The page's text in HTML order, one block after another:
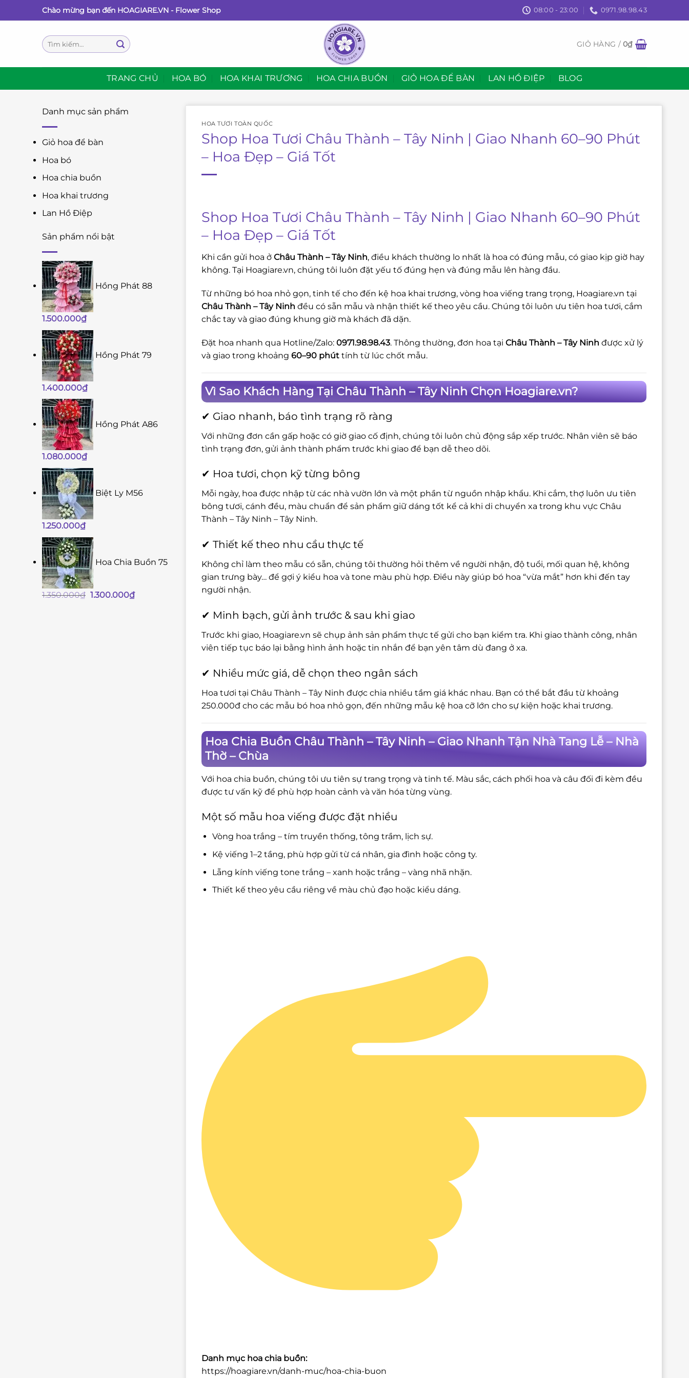
qua
Chào mừng bạn đến HOAGIARE.VN - Flower Shop 08:00 - 23:00 0971.98.98.43
Tìm
kiếm:
GIỎ HÀNG /0₫
TRANG CHỦ HOA BÓ HOA KHAI TRƯƠNG HOA CHIA BUỒN GIỎ HOA ĐỂ BÀN LAN HỒ ĐIỆP BLOG
Danh mục sản phẩm
Giỏ hoa để bàn
Hoa bó
Hoa chia buồn
Hoa khai trương
Lan Hồ Điệp
Sản phẩm nổi bật
Hồng Phát 88
1.500.000₫
Hồng Phát 79
1.400.000₫
Hồng Phát A86
1.080.000₫
Biệt Ly M56
1.250.000₫
Hoa Chia Buồn 75
1.350.000₫ Giá
1.300.000₫Giá
HOA TƯƠI TOÀN QUỐC
Shop Hoa Tươi Châu Thành – Tây Ninh | Giao Nhanh 60–90 Phút
– Hoa Đẹp – Giá Tốt
Shop Hoa Tươi Châu Thành – Tây Ninh | Giao Nhanh 60–90 Phút
– Hoa Đẹp – Giá Tốt
Khi cần gửi hoa ở Châu Thành – Tây Ninh, điều khách thường lo nhất là hoa có đúng mẫu, có giao kịp giờ hay
không. Tại Hoagiare.vn, chúng tôi luôn đặt yếu tố đúng hẹn và đúng mẫu lên hàng đầu.
Từ những bó hoa nhỏ gọn, tinh tế cho đến kệ hoa khai trương, vòng hoa viếng trang trọng, Hoagiare.vn tại
Châu Thành – Tây Ninh đều có sẵn mẫu và nhận thiết kế theo yêu cầu. Chúng tôi luôn ưu tiên hoa tươi, cắm
chắc tay và giao đúng khung giờ mà khách đã dặn.
Đặt hoa nhanh qua Hotline/Zalo: 0971.98.98.43. Thông thường, đơn hoa tại Châu Thành – Tây Ninh được xử lý
và giao trong khoảng 60–90 phút tính từ lúc chốt mẫu.
Vì Sao Khách Hàng Tại Châu Thành – Tây Ninh Chọn Hoagiare.vn?
✔ Giao nhanh, báo tình trạng rõ ràng
Với những đơn cần gấp hoặc có giờ giao cố định, chúng tôi luôn chủ động sắp xếp trước. Nhân viên sẽ báo
tình trạng đơn, gửi ảnh thành phẩm trước khi giao để bạn dễ theo dõi.
✔ Hoa tươi, chọn kỹ từng bông
Mỗi ngày, hoa được nhập từ các nhà vườn lớn và một phần từ nguồn nhập khẩu. Khi cắm, thợ luôn ưu tiên
bông tươi, cánh đều, màu chuẩn để sản phẩm giữ dáng tốt kể cả khi di chuyển xa trong khu vực Châu
Thành – Tây Ninh – Tây Ninh.
✔ Thiết kế theo nhu cầu thực tế
Không chỉ làm theo mẫu có sẵn, chúng tôi thường hỏi thêm về người nhận, độ tuổi, mối quan hệ, không
gian trưng bày… để gợi ý kiểu hoa và tone màu phù hợp. Điều này giúp bó hoa “vừa mắt” hơn khi đến tay
người nhận.
✔ Minh bạch, gửi ảnh trước & sau khi giao
Trước khi giao, Hoagiare.vn sẽ chụp ảnh sản phẩm thực tế gửi cho bạn kiểm tra. Khi giao thành công, nhân
viên tiếp tục báo lại bằng hình ảnh hoặc tin nhắn để bạn yên tâm dù đang ở xa.
✔ Nhiều mức giá, dễ chọn theo ngân sách
Hoa tươi tại Châu Thành – Tây Ninh được chia nhiều tầm giá khác nhau. Bạn có thể bắt đầu từ khoảng
250.000đ cho các mẫu bó hoa nhỏ gọn, đến những mẫu kệ hoa cỡ lớn cho sự kiện hoặc khai trương.
Hoa Chia Buồn Châu Thành – Tây Ninh – Giao Nhanh Tận Nhà Tang Lễ – Nhà
Thờ – Chùa
Với hoa chia buồn, chúng tôi ưu tiên sự trang trọng và tinh tế. Màu sắc, cách phối hoa và câu đối đi kèm đều
được tư vấn kỹ để phù hợp hoàn cảnh và văn hóa từng vùng.
Một số mẫu hoa viếng được đặt nhiều
Vòng hoa trắng – tím truyền thống, tông trầm, lịch sự.
Kệ viếng 1–2 tầng, phù hợp gửi từ cá nhân, gia đình hoặc công ty.
Lẵng kính viếng tone trắng – xanh hoặc trắng – vàng nhã nhặn.
Thiết kế theo yêu cầu riêng về màu chủ đạo hoặc kiểu dáng.
Danh mục hoa chia buồn:
https://hoagiare.vn/danh-muc/hoa-chia-buon